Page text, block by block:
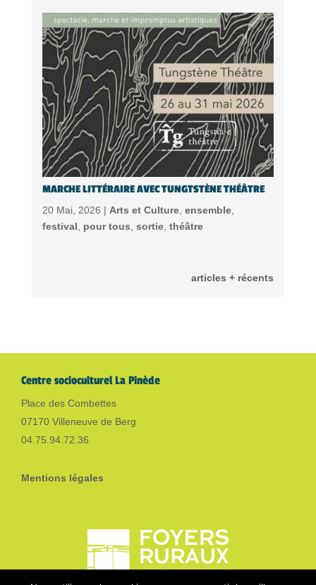
MARCHE LITTÉRAIRE AVEC TUNGTSTÈNE THÉÂTRE
20 Mai, 2026 | Arts et Culture, ensemble,
festival, pour tous, sortie, théâtre
articles + récents
Centre socioculturel La Pinède
Place des Combettes
07170 Villeneuve de Berg
04.75.94.72.36
Mentions légales